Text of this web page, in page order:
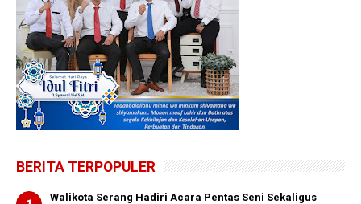
BERITA TERPOPULER
Walikota Serang Hadiri Acara Pentas Seni Sekaligus